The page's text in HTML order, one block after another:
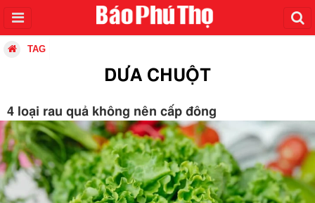
TAG
DƯA CHUỘT
4 loại rau quả không nên cấp đông